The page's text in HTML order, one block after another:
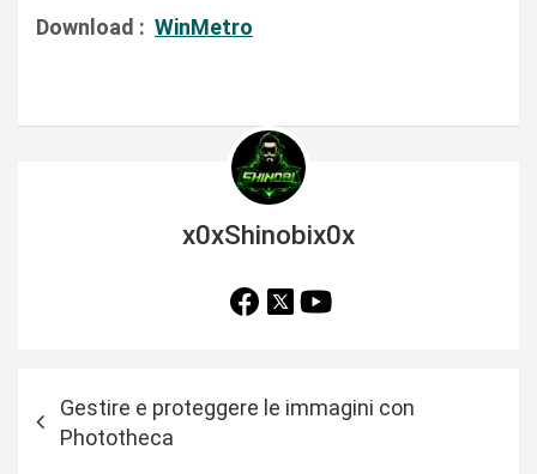
Download : WinMetro
x0xShinobix0x
Gestire e proteggere le immagini con
Phototheca